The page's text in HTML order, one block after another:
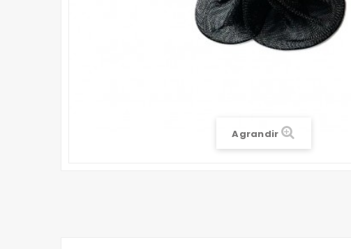
Agrandir